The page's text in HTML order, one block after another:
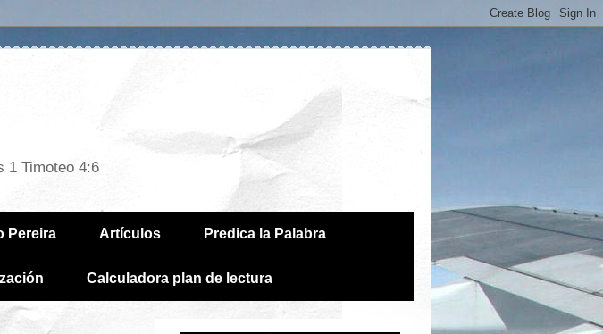
1 Timoteo 4:6
Pereira Artículos Predica la Palabra
Calculadora plan de lectura